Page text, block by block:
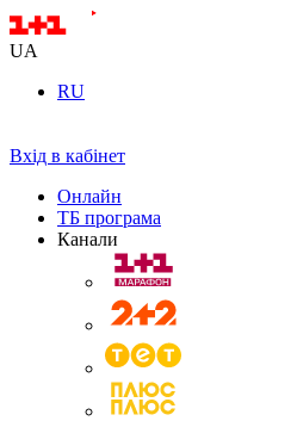
UA
RU
Вхід в кабінет
Онлайн
ТБ програма
Канали